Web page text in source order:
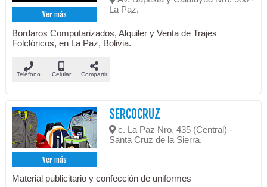
Ver más
La Paz,
Bordaros Computarizados, Alquiler y Venta de Trajes
Folclóricos, en La Paz, Bolivia.
Teléfono Celular Compartir
Ver más
SERCOCRUZ
c. La Paz Nro. 435 (Central) -
Santa Cruz de la Sierra,
Material publicitario y confección de uniformes